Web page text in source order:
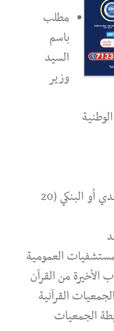
مطلب
باسم
السيد
وزير
رقم الحساب الجاري البريدي أو البنكي (20
العمومية
من القرآن
القرآنية
الجمعيات